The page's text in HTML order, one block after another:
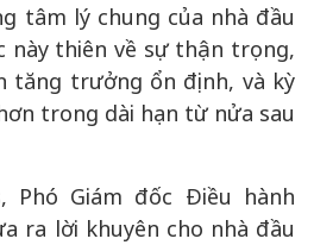
tâm lý chung của nhà đầu
này thiên về sự thận trọng,
tăng trưởng ổn định, và kỳ
trong dài hạn từ nửa sau
Phó Giám đốc Điều hành
ra lời khuyên cho nhà đầu